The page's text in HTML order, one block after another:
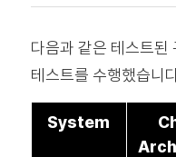
다음과 같은 테스트된
테스트를 수행했습니
System